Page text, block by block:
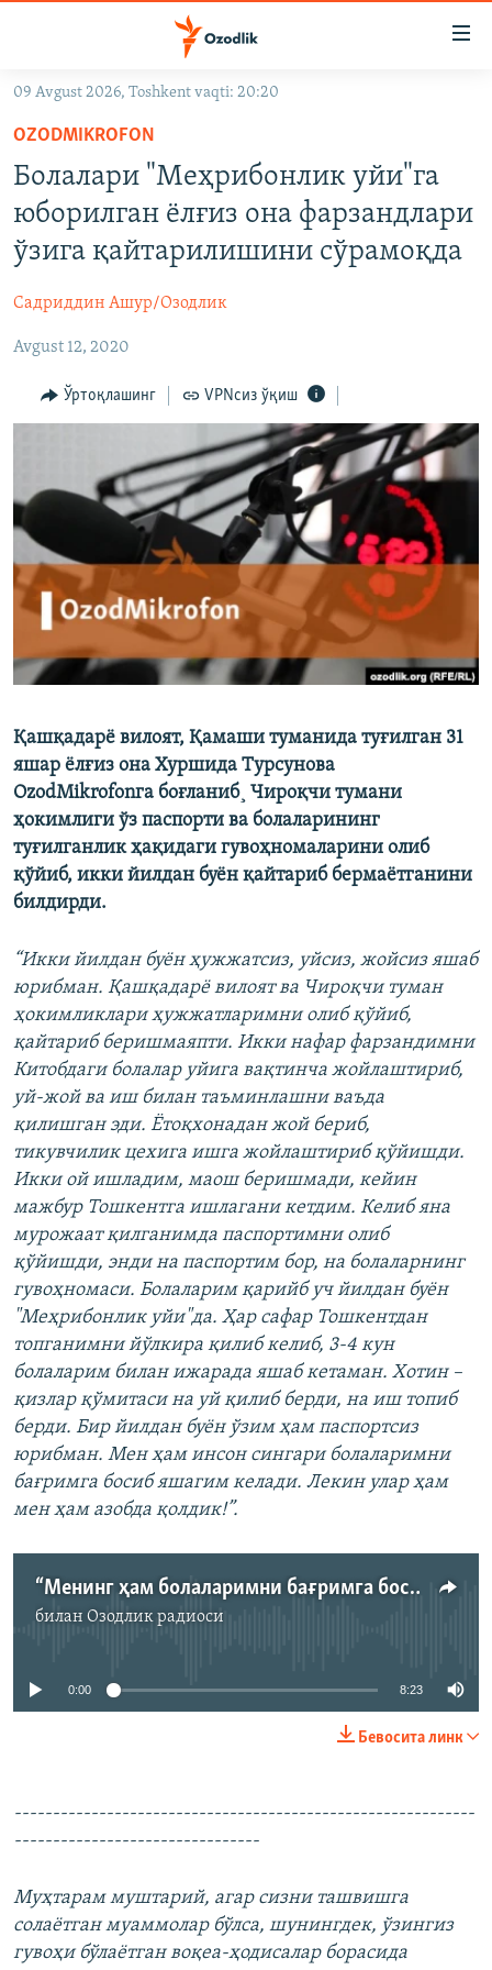
Асосий
навигацияга
ўтинг
Қидиришга
ўтинг
OZODARXIV
На русском
ИЖТИМОИЙ ТАРМОҚЛАР
Озодлик бошқа тилларда
09 Avgust 2026, Toshkent vaqti: 20:20
OZODMIKROFON
Болалари "Меҳрибонлик уйи"га
юборилган ëлғиз она фарзандлари
ўзига қайтарилишини сўрамоқда
Садриддин Ашур/Озодлик
Avgust 12, 2020
Ўртоқлашинг VPNсиз ўқиш
Қашқадарё вилоят, Қамаши туманида туғилган 31
яшар ёлғиз она Хуршида Турсунова
OzodMikrofonга боғланиб¸ Чироқчи тумани
ҳокимлиги ўз паспорти ва болаларининг
туғилганлик ҳақидаги гувоҳномаларини олиб
қўйиб, икки йилдан буён қайтариб бермаëтганини
билдирди.
“Икки йилдан буён ҳужжатсиз, уйсиз, жойсиз яшаб
юрибман. Қашқадарё вилоят ва Чироқчи туман
ҳокимликлари ҳужжатларимни олиб қўйиб,
қайтариб беришмаяпти. Икки нафар фарзандимни
Китобдаги болалар уйига вақтинча жойлаштириб,
уй-жой ва иш билан таъминлашни ваъда
қилишган эди. Ётоқхонадан жой бериб,
тикувчилик цехига ишга жойлаштириб қўйишди.
Икки ой ишладим, маош беришмади, кейин
мажбур Тошкентга ишлагани кетдим. Келиб яна
мурожаат қилганимда паспортимни олиб
қўйишди, энди на паспортим бор, на болаларнинг
гувоҳномаси. Болаларим қарийб уч йилдан буён
"Меҳрибонлик уйи"да. Ҳар сафар Тошкентдан
топганимни йўлкира қилиб келиб, 3-4 кун
болаларим билан ижарада яшаб кетаман. Хотин –
қизлар қўмитаси на уй қилиб берди, на иш топиб
берди. Бир йилдан буён ўзим ҳам паспортсиз
юрибман. Мен ҳам инсон сингари болаларимни
бағримга босиб яшагим келади. Лекин улар ҳам
мен ҳам азобда қолдик!”.
“Менинг ҳам болаларимни бағримга босиб яшагим келади”
билан Озодлик радиоси
Айни дамда медиа-манба мавжуд эмас
0:00 8:23
Бевосита линк
------------------------------------------------------------
--------------------------------
Муҳтарам муштарий, агар сизни ташвишга
солаётган муаммолар бўлса, шунингдек, ўзингиз
гувоҳи бўлаётган воқеа-ҳодисалар борасида